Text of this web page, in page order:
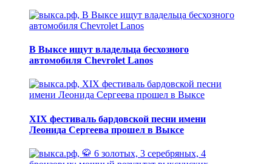
В Выксе ищут владельца бесхозного
автомобиля Chevrolet Lanos
XIX фестиваль бардовской песни имени
Леонида Сергеева прошел в Выксе